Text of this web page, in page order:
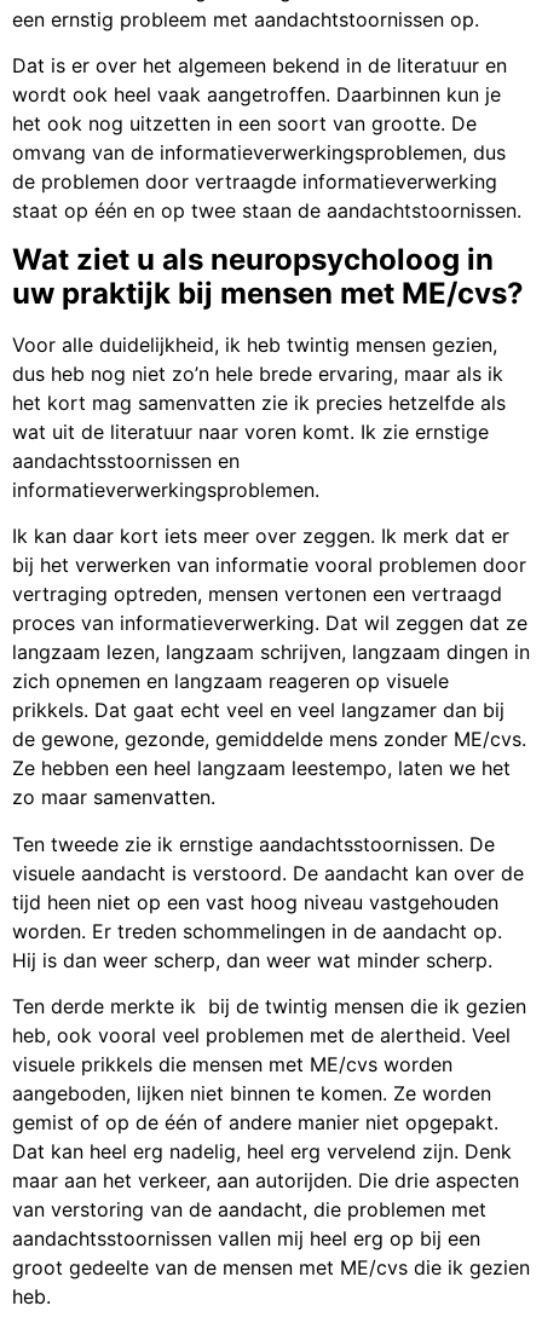
een ernstig probleem met aandachtstoornissen op.
Dat is er over het algemeen bekend in de literatuur en
wordt ook heel vaak aangetroffen. Daarbinnen kun je
het ook nog uitzetten in een soort van grootte. De
omvang van de informatieverwerkingsproblemen, dus
de problemen door vertraagde informatieverwerking
staat op één en op twee staan de aandachtstoornissen.
Wat ziet u als neuropsycholoog in
uw praktijk bij mensen met ME/cvs?
Voor alle duidelijkheid, ik heb twintig mensen gezien,
dus heb nog niet zo’n hele brede ervaring, maar als ik
het kort mag samenvatten zie ik precies hetzelfde als
wat uit de literatuur naar voren komt. Ik zie ernstige
aandachtsstoornissen en
informatieverwerkingsproblemen.
Ik kan daar kort iets meer over zeggen. Ik merk dat er
bij het verwerken van informatie vooral problemen door
vertraging optreden, mensen vertonen een vertraagd
proces van informatieverwerking. Dat wil zeggen dat ze
langzaam lezen, langzaam schrijven, langzaam dingen in
zich opnemen en langzaam reageren op visuele
prikkels. Dat gaat echt veel en veel langzamer dan bij
de gewone, gezonde, gemiddelde mens zonder ME/cvs.
Ze hebben een heel langzaam leestempo, laten we het
zo maar samenvatten.
Ten tweede zie ik ernstige aandachtsstoornissen. De
visuele aandacht is verstoord. De aandacht kan over de
tijd heen niet op een vast hoog niveau vastgehouden
worden. Er treden schommelingen in de aandacht op.
Hij is dan weer scherp, dan weer wat minder scherp.
Ten derde merkte ik bij de twintig mensen die ik gezien
heb, ook vooral veel problemen met de alertheid. Veel
visuele prikkels die mensen met ME/cvs worden
aangeboden, lijken niet binnen te komen. Ze worden
gemist of op de één of andere manier niet opgepakt.
Dat kan heel erg nadelig, heel erg vervelend zijn. Denk
maar aan het verkeer, aan autorijden. Die drie aspecten
van verstoring van de aandacht, die problemen met
aandachtsstoornissen vallen mij heel erg op bij een
groot gedeelte van de mensen met ME/cvs die ik gezien
heb.